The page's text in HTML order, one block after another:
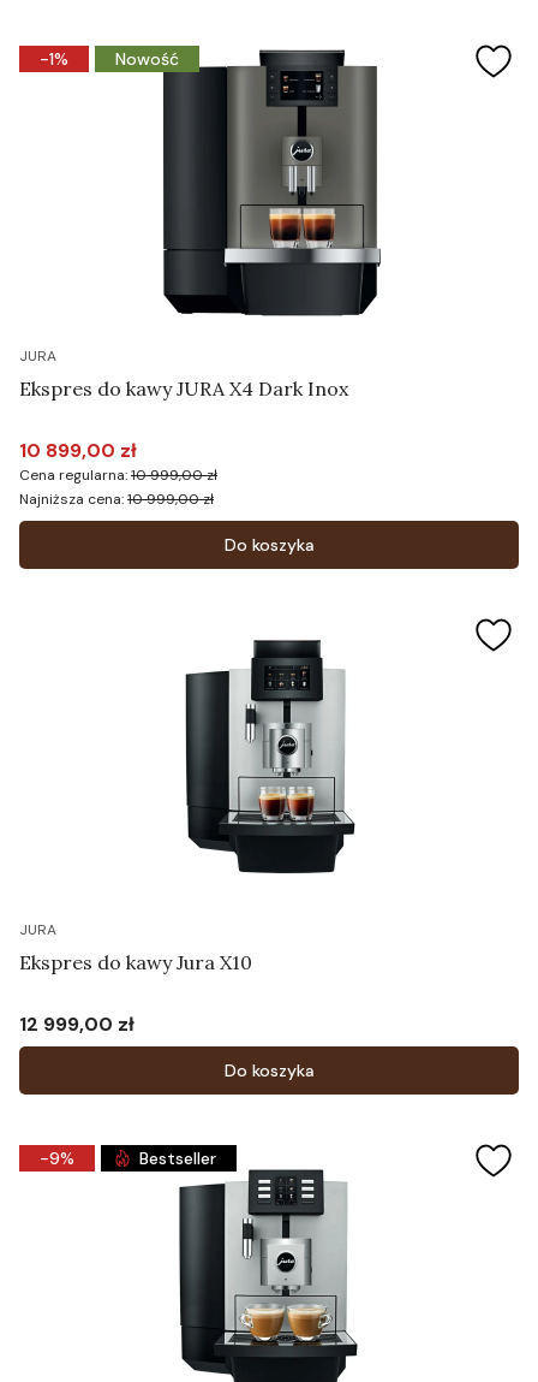
-1% Nowość
JURA
Ekspres do kawy JURA X4 Dark Inox
Cena promocyjna
10 899,00 zł
Cena regularna:10 999,00 zł
Najniższa cena:10 999,00 zł
Do koszyka
JURA
Ekspres do kawy Jura X10
Cena
12 999,00 zł
Do koszyka
-9% Bestseller